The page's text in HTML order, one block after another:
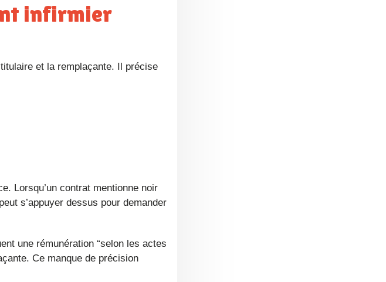
et la remplaçante. Il précise
s’appuyer dessus pour demander
Ce manque de précision